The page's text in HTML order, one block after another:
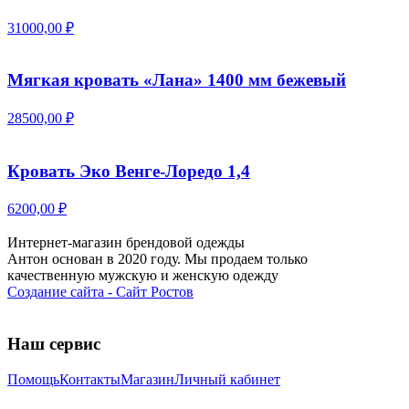
31000,00 ₽
Мягкая кровать «Лана» 1400 мм бежевый
28500,00 ₽
Кровать Эко Венге-Лоредо 1,4
6200,00 ₽
Интернет-магазин брендовой одежды
Антон основан в 2020 году. Мы продаем только
качественную мужскую и женскую одежду
Создание сайта - Сайт Ростов
Наш сервис
ПомощьКонтактыМагазинЛичный кабинет